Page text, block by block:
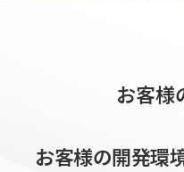
お客様
お客様の開発環